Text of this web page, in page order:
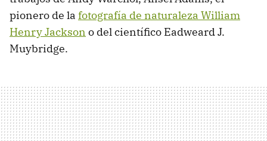
pionero de la fotografía de naturaleza William
Henry Jackson o del científico Eadweard J.
Muybridge.